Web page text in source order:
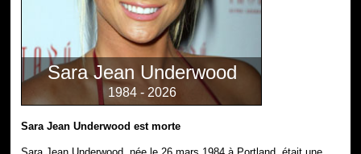
Sara Jean Underwood
1984 - 2026
Sara Jean Underwood est morte